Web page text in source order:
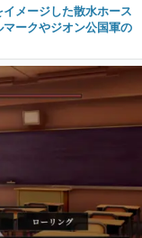
メージした散水ホース
ークやジオン公国軍の